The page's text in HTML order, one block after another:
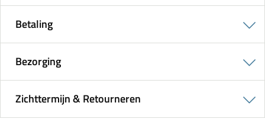
Betaling
Bezorging
Zichttermijn & Retourneren